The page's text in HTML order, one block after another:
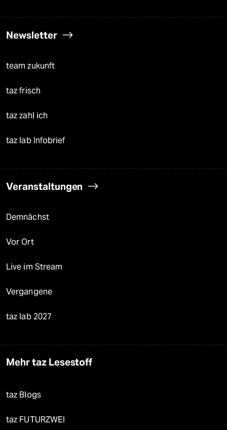
Newsletter
team zukunft
taz frisch
taz zahl ich
taz lab Infobrief
Veranstaltungen
Demnächst
Vor Ort
Live im Stream
Vergangene
taz lab 2027
Mehr taz Lesestoff
taz Blogs
taz FUTURZWEI